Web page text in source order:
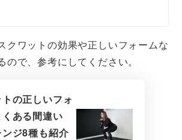
クワットの効果や正しいフォームな
ので、参考にしてください。
の正しいフォ
ある間違い
ジ8種も紹介